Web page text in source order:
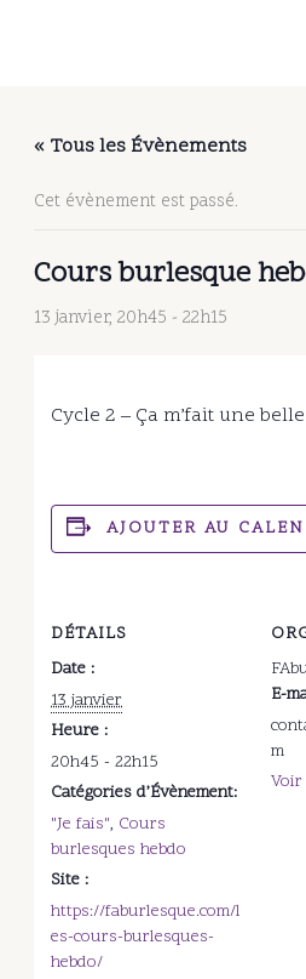
« Tous les Évènements
Cet évènement est passé.
Cours burlesque
13 janvier, 20h45 - 22h15
Cycle 2 – Ça m’fait une
AJOUTER AU
DÉTAILS
Date :
13 janvier
Heure :
20h45 - 22h15
Catégories d’Évènement:
"Je fais", Cours
burlesques hebdo
Site :
https://faburlesque.com/l
es-cours-burlesques-
hebdo/
E-
m